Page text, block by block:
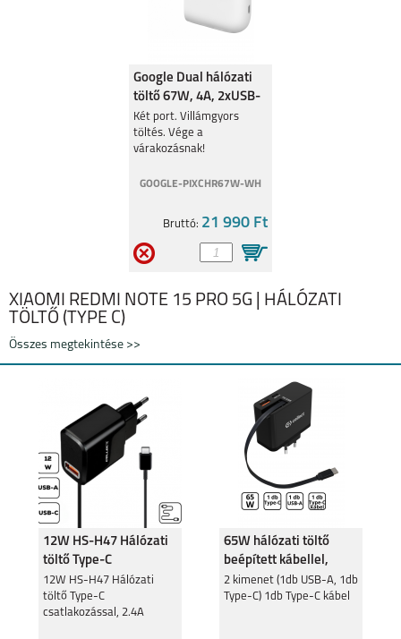
REDMI NOTE 10S
MI 11 LITE 5G REDMI 9T
MI 10T LITE
Google Dual hálózati
töltő 67W, 4A, 2xUSB-
C, fehér
Két port. Villámgyors
töltés. Vége a
várakozásnak!
GOOGLE-PIXCHR67W-WH
Bruttó: 21 990 Ft
XIAOMI REDMI NOTE 15 PRO 5G | HÁLÓZATI
TÖLTŐ (TYPE C)
Összes megtekintése >>
12W HS-H47 Hálózati
töltő Type-C
csatlakozó,2.4A
12W HS-H47 Hálózati
töltő Type-C
csatlakozással, 2.4A
65W hálózati töltő
beépített kábellel,
Fekete
2 kimenet (1db USB-A, 1db
Type-C) 1db Type-C kábel